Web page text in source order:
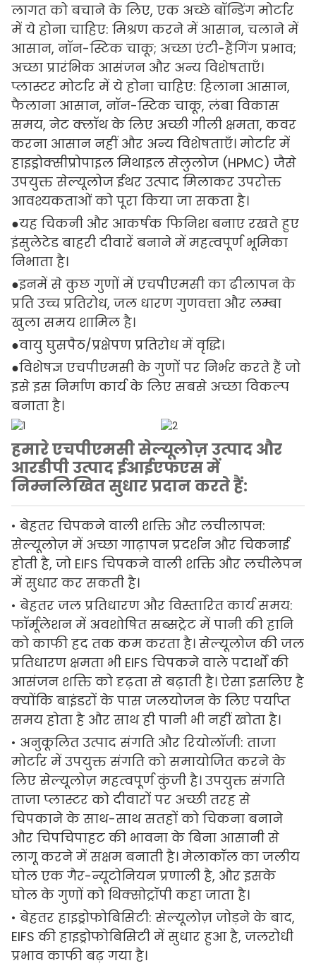
लागत को बचाने के लिए, एक अच्छे बॉन्डिंग मोर्टार
में ये होना चाहिए: मिश्रण करने में आसान, चलाने में
आसान, नॉन-स्टिक चाकू; अच्छा एंटी-हैंगिंग प्रभाव;
अच्छा प्रारंभिक आसंजन और अन्य विशेषताएँ।
प्लास्टर मोर्टार में ये होना चाहिए: हिलाना आसान,
फैलाना आसान, नॉन-स्टिक चाकू, लंबा विकास
समय, नेट क्लॉथ के लिए अच्छी गीली क्षमता, कवर
करना आसान नहीं और अन्य विशेषताएँ। मोर्टार में
हाइड्रोक्सीप्रोपाइल मिथाइल सेलुलोज (HPMC) जैसे
उपयुक्त सेल्यूलोज ईथर उत्पाद मिलाकर उपरोक्त
आवश्यकताओं को पूरा किया जा सकता है।
●यह चिकनी और आकर्षक फिनिश बनाए रखते हुए
इंसुलेटेड बाहरी दीवारें बनाने में महत्वपूर्ण भूमिका
निभाता है।
●इनमें से कुछ गुणों में एचपीएमसी का ढीलापन के
प्रति उच्च प्रतिरोध, जल धारण गुणवत्ता और लम्बा
खुला समय शामिल है।
●वायु घुसपैठ/प्रक्षेपण प्रतिरोध में वृद्धि।
●विशेषज्ञ एचपीएमसी के गुणों पर निर्भर करते हैं जो
इसे इस निर्माण कार्य के लिए सबसे अच्छा विकल्प
बनाता है।
हमारे एचपीएमसी सेल्यूलोज़ उत्पाद और
आरडीपी उत्पाद ईआईएफएस में
निम्नलिखित सुधार प्रदान करते हैं:
• बेहतर चिपकने वाली शक्ति और लचीलापन:
सेल्यूलोज़ में अच्छा गाढ़ापन प्रदर्शन और चिकनाई
होती है, जो EIFS चिपकने वाली शक्ति और लचीलेपन
में सुधार कर सकती है।
• बेहतर जल प्रतिधारण और विस्तारित कार्य समय:
फॉर्मूलेशन में अवशोषित सब्सट्रेट में पानी की हानि
को काफी हद तक कम करता है। सेल्यूलोज की जल
प्रतिधारण क्षमता भी EIFS चिपकने वाले पदार्थों की
आसंजन शक्ति को दृढ़ता से बढ़ाती है। ऐसा इसलिए है
क्योंकि बाइंडरों के पास जलयोजन के लिए पर्याप्त
समय होता है और साथ ही पानी भी नहीं खोता है।
• अनुकूलित उत्पाद संगति और रियोलॉजी: ताजा
मोर्टार में उपयुक्त संगति को समायोजित करने के
लिए सेल्यूलोज़ महत्वपूर्ण कुंजी है। उपयुक्त संगति
ताजा प्लास्टर को दीवारों पर अच्छी तरह से
चिपकाने के साथ-साथ सतहों को चिकना बनाने
और चिपचिपाहट की भावना के बिना आसानी से
लागू करने में सक्षम बनाती है। मेलाकॉल का जलीय
घोल एक गैर-न्यूटोनियन प्रणाली है, और इसके
घोल के गुणों को थिक्सोट्रॉपी कहा जाता है।
• बेहतर हाइड्रोफोबिसिटी: सेल्यूलोज़ जोड़ने के बाद,
EIFS की हाइड्रोफोबिसिटी में सुधार हुआ है, जलरोधी
प्रभाव काफी बढ़ गया है।